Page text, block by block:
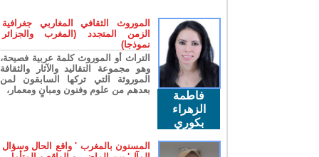
فاطمة
الزهراء
بكوري
الموروث الثقافي المغاربي جغرافية
الزمن المتجدد (المغرب والجزائر
نموذجا)
التراث أو الموروث كلمة عربية فصيحة،
وهو مجموعة التقاليد والآثار والثقافة
الموروثة التي تركها السابقون لمن
بعدهم من علوم وفنون ومبانٍ ومعمار،
المسنون بالمغرب ' واقع الحال وسؤال